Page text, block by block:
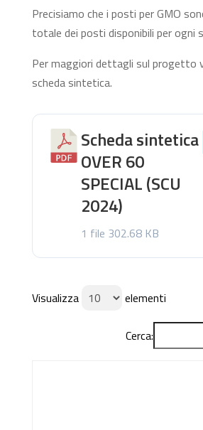
Precisiamo che i posti per GMO
totale dei posti disponibili per ogni
Per maggiori dettagli sul progetto
scheda sintetica.
Scheda sintetica
OVER 60
SPECIAL (SCU
2024)
1 file 302.68 KB
Visualizza elementi
Cerca: